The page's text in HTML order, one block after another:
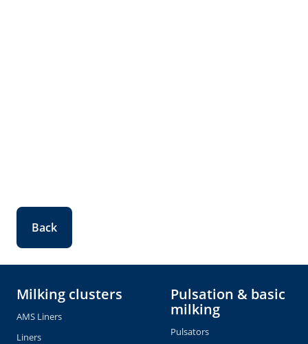
Back
Milking clusters
AMS Liners
Liners
Pulsation & basic
milking
Pulsators